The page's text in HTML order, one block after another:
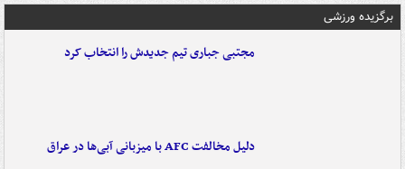
برگزیده ورزشی
مجتبی جباری تیم جدیدش را انتخاب کرد
دلیل مخالفت AFC با میزبانی آبی‌ها در عراق